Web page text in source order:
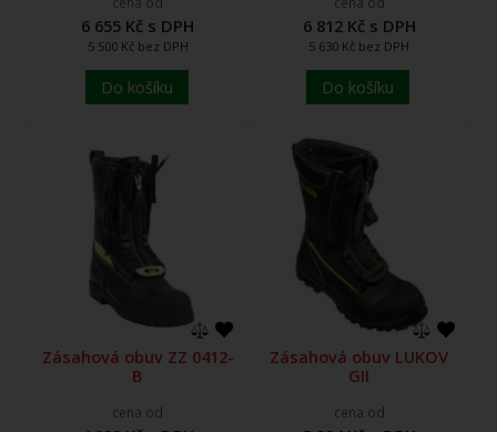
6 655 Kč s DPH
5 500 Kč bez DPH
Do košíku
6 812 Kč s DPH
5 630 Kč bez DPH
Do košíku
Zásahová obuv ZZ 0412-
B
cena od
Zásahová obuv LUKOV
GII
cena od